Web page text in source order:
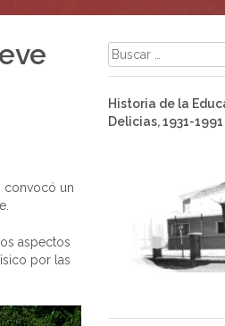
convocó un
aspectos
por las
Buscar:
Historia de la
Delicias, 1931-1991